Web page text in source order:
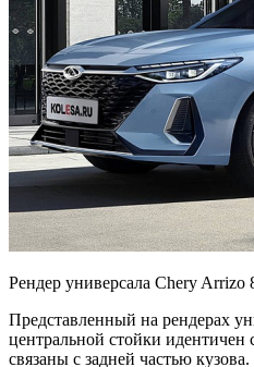
Рендер универсала Chery Arrizo
Представленный на рендерах
центральной стойки идентичен
связаны с задней частью